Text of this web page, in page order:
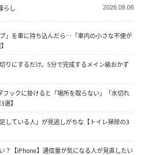
らし 2026.08.06
」を車に持ち込んだら…「車内の小さな不便が
りにするだけ。5分で完成するメイン級おかず
フックに掛けると「場所を取らない」「水切れ
】
している人」が見逃しがちな【トイレ掃除の3
？【iPhone】通信量が気になる人が見直したい